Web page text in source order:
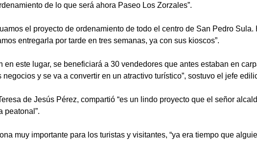
de lo que será ahora Paseo Los Zorzales”.
el proyecto de ordenamiento de todo el centro de San Pedro Sula.
entregarla por tarde en tres semanas, ya con sus kioscos”.
este lugar, se beneficiará a 30 vendedores que antes estaban en
y se va a convertir en un atractivo turístico”, sostuvo el jefe
de Jesús Pérez, compartió “es un lindo proyecto que el señor
peatonal”.
muy importante para los turistas y visitantes, “ya era tiempo que